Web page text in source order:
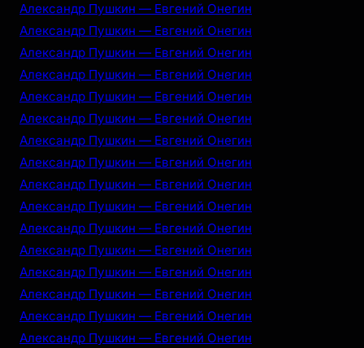
Александр Пушкин — Евгений Онегин
Александр Пушкин — Евгений Онегин
Александр Пушкин — Евгений Онегин
Александр Пушкин — Евгений Онегин
Александр Пушкин — Евгений Онегин
Александр Пушкин — Евгений Онегин
Александр Пушкин — Евгений Онегин
Александр Пушкин — Евгений Онегин
Александр Пушкин — Евгений Онегин
Александр Пушкин — Евгений Онегин
Александр Пушкин — Евгений Онегин
Александр Пушкин — Евгений Онегин
Александр Пушкин — Евгений Онегин
Александр Пушкин — Евгений Онегин
Александр Пушкин — Евгений Онегин
Александр Пушкин — Евгений Онегин